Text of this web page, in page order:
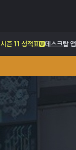
시즌 11 성적표 데스크탑 앱